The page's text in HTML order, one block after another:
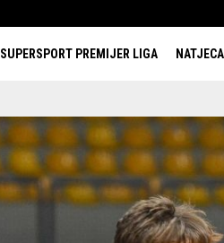
SUPERSPORT PREMIJER LIGA